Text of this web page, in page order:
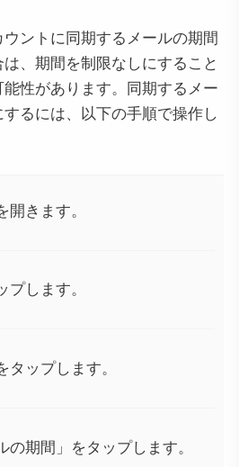
ントに同期するメールの期間
、期間を制限なしにすること
性があります。同期するメー
るには、以下の手順で操作し
開きます。
プします。
タップします。
の期間」をタップします。